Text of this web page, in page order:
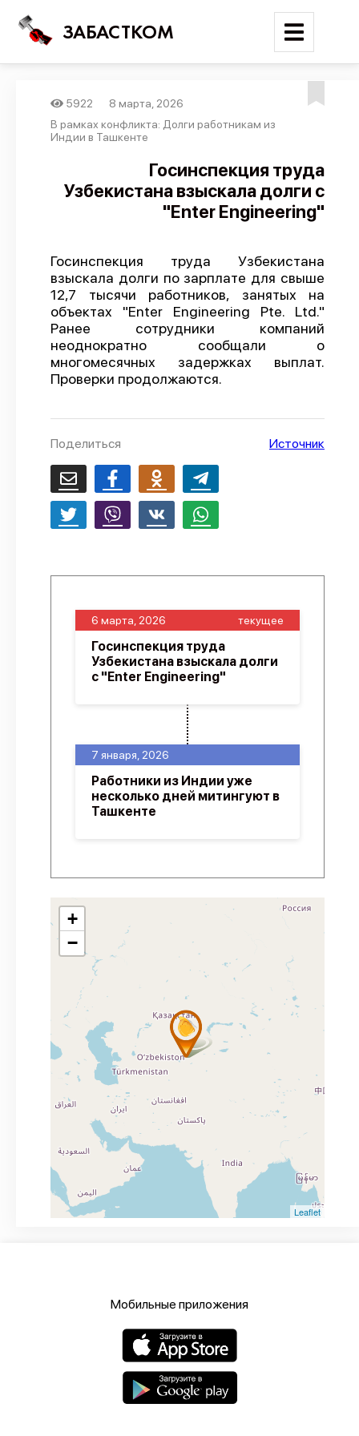
ЗАБАСТКОМ
Войти
Поиск
Новости
Карта событий
Отчеты
Предложить публикацию
Справочник
О проекте
5922
8 марта, 2026
В рамках конфликта: Долги работникам из
Индии в Ташкенте
Госинспекция труда
Узбекистана взыскала долги с
"Enter Engineering"
Госинспекция труда Узбекистана
взыскала долги по зарплате для свыше
12,7 тысячи работников, занятых на
объектах "Enter Engineering Pte. Ltd."
Ранее сотрудники компаний
неоднократно сообщали о
многомесячных задержках выплат.
Проверки продолжаются.
Поделиться Источник
7 января, 2026
Работники из Индии уже
несколько дней митингуют в
Ташкенте
6 марта, 2026 текущее
Госинспекция труда
Узбекистана взыскала долги
с "Enter Engineering"
+
−
Leaflet
Мобильные приложения